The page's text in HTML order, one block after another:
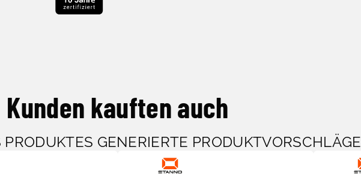
Kunden kauften auch
GENERIERTE PRODUKTVORSCHLÄGE